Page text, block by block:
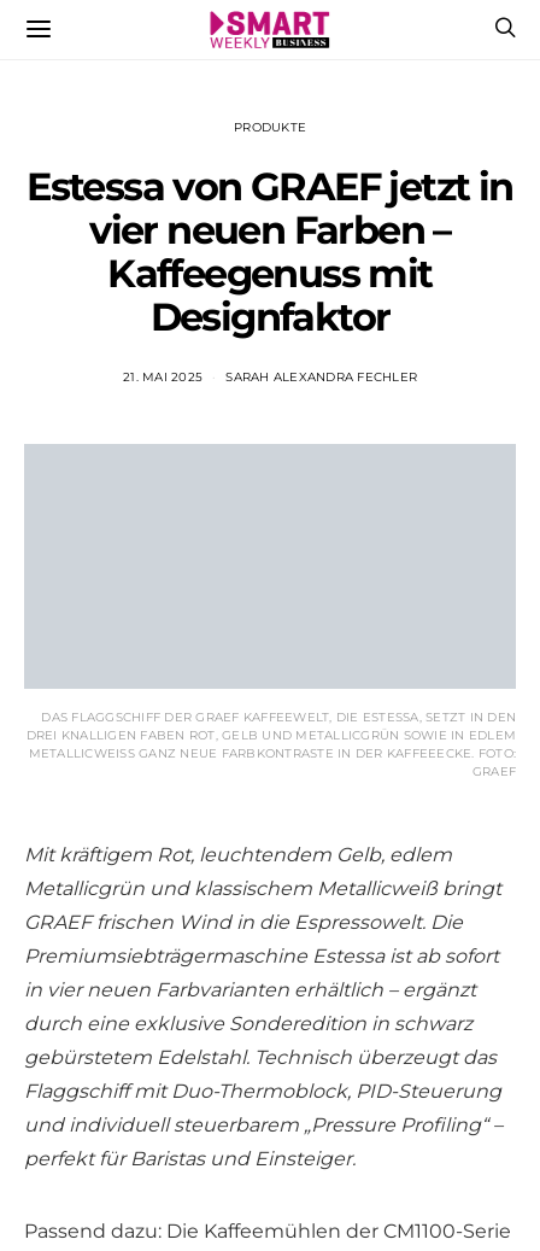
PRODUKTE
Estessa von GRAEF jetzt in
vier neuen Farben –
Kaffeegenuss mit
Designfaktor
21. MAI 2025 SARAH ALEXANDRA FECHLER
DAS FLAGGSCHIFF DER GRAEF KAFFEEWELT, DIE ESTESSA, SETZT IN DEN
DREI KNALLIGEN FABEN ROT, GELB UND METALLICGRÜN SOWIE IN EDLEM
METALLICWEISS GANZ NEUE FARBKONTRASTE IN DER KAFFEEECKE. FOTO: G
RAEF
Mit kräftigem Rot, leuchtendem Gelb, edlem
Metallicgrün und klassischem Metallicweiß bringt
GRAEF frischen Wind in die Espressowelt. Die
Premiumsiebträgermaschine Estessa ist ab sofort
in vier neuen Farbvarianten erhältlich – ergänzt
durch eine exklusive Sonderedition in schwarz
gebürstetem Edelstahl. Technisch überzeugt das
Flaggschiff mit Duo-Thermoblock, PID-Steuerung
und individuell steuerbarem „Pressure Profiling“ –
perfekt für Baristas und Einsteiger.
Passend dazu: Die Kaffeemühlen der CM1100-Serie